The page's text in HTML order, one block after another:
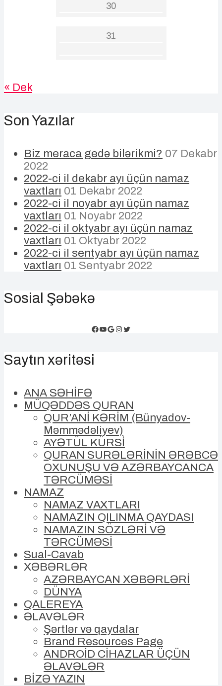
30
31
« Dek
Son Yazılar
Biz meraca gedə bilərikmi? 07 Dekabr
2022
2022-ci il dekabr ayı üçün namaz
vaxtları 01 Dekabr 2022
2022-ci il noyabr ayı üçün namaz
vaxtları 01 Noyabr 2022
2022-ci il oktyabr ayı üçün namaz
vaxtları 01 Oktyabr 2022
2022-ci il sentyabr ayı üçün namaz
vaxtları 01 Sentyabr 2022
Sosial Şəbəkə
Facebook
YouTube
Google
Instagram
Twitter
Saytın xəritəsi
ANA SƏHİFƏ
MÜQƏDDƏS QURAN
QUR’ANİ KƏRİM (Bünyadov-
Məmmədəliyev)
AYƏTÜL KÜRSİ
QURAN SURƏLƏRİNİN ƏRƏBCƏ
OXUNUŞU VƏ AZƏRBAYCANCA
TƏRCÜMƏSİ
NAMAZ
NAMAZ VAXTLARI
NAMAZIN QILINMA QAYDASI
NAMAZIN SÖZLƏRİ VƏ
TƏRCÜMƏSİ
Sual-Cavab
XƏBƏRLƏR
AZƏRBAYCAN XƏBƏRLƏRİ
DÜNYA
QALEREYA
ƏLAVƏLƏR
Şərtlər və qaydalar
Brand Resources Page
ANDROİD CİHAZLAR ÜÇÜN
ƏLAVƏLƏR
BİZƏ YAZIN